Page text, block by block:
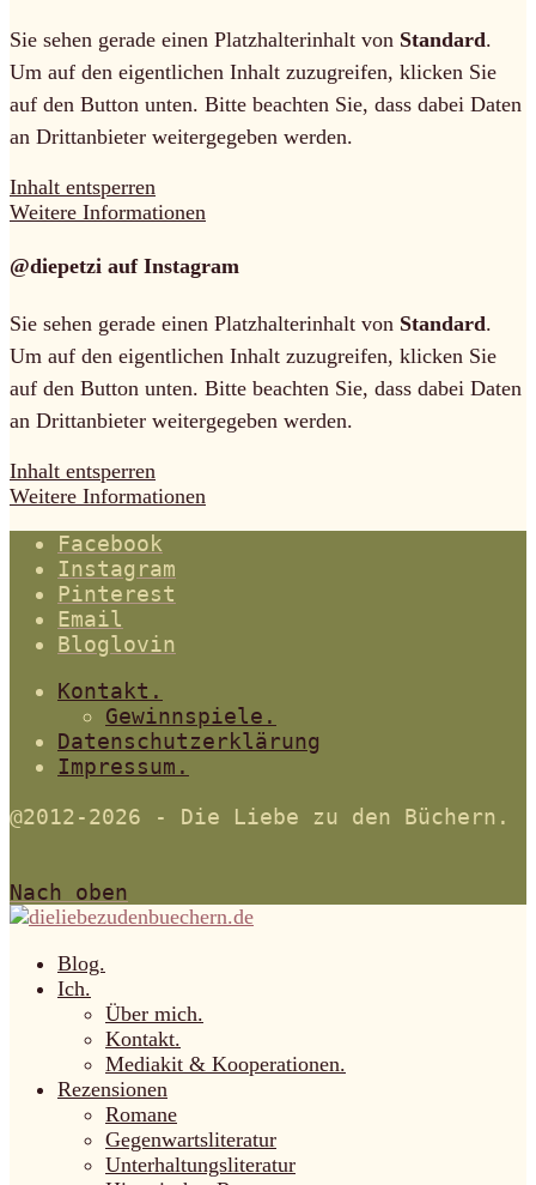
Sie sehen gerade einen Platzhalterinhalt von Standard.
Um auf den eigentlichen Inhalt zuzugreifen, klicken Sie
auf den Button unten. Bitte beachten Sie, dass dabei Daten
an Drittanbieter weitergegeben werden.
Inhalt entsperren
Weitere Informationen
@diepetzi auf Instagram
Sie sehen gerade einen Platzhalterinhalt von Standard.
Um auf den eigentlichen Inhalt zuzugreifen, klicken Sie
auf den Button unten. Bitte beachten Sie, dass dabei Daten
an Drittanbieter weitergegeben werden.
Inhalt entsperren
Weitere Informationen
Facebook
Instagram
Pinterest
Email
Bloglovin
Kontakt.
Gewinnspiele.
Datenschutzerklärung
Impressum.
@2012-2026 - Die Liebe zu den Büchern.
Nach oben
Blog.
Ich.
Über mich.
Kontakt.
Mediakit & Kooperationen.
Rezensionen
Romane
Gegenwartsliteratur
Unterhaltungsliteratur